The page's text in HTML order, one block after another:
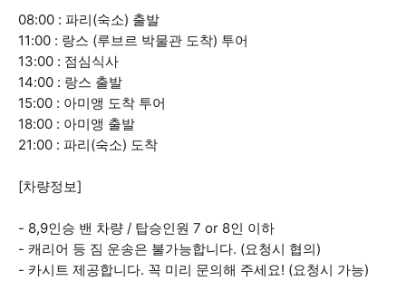
08:00 : 파리(숙소) 출발
11:00 : 랑스 (루브르 박물관 도착) 투어
13:00 : 점심식사
14:00 : 랑스 출발
15:00 : 아미앵 도착 투어
18:00 : 아미앵 출발
21:00 : 파리(숙소) 도착
[차량정보]
- 8,9인승 밴 차량 / 탑승인원 7 or 8인 이하
- 캐리어 등 짐 운송은 불가능합니다. (요청시 협의)
- 카시트 제공합니다. 꼭 미리 문의해 주세요! (요청시 가능)